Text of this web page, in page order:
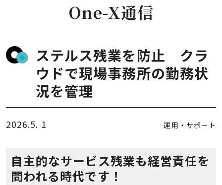
One-X通信
ステルス残業を防止 クラ
ウドで現場事務所の勤務状
況を管理
2026.5. 1 運用・サポート
自主的なサービス残業も経営責任を
問われる時代です！